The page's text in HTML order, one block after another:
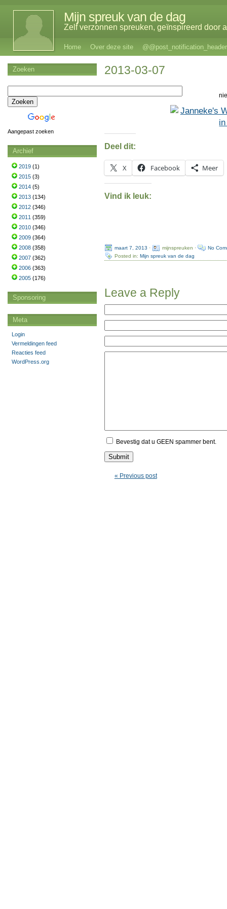
Mijn spreuk van de dag
Zelf verzonnen spreuken, geïnspireerd door
Home Over deze site @@post_notification_header
2013-03-07
Deel dit:
X Facebook Meer
Vind ik leuk:
maart 7, 2013 · mijnspreuken ·
No
Posted in: Mijn spreuk van de dag
Leave a Reply
Bevestig dat u GEEN spammer bent.
« Previous post
Zoeken
Aangepast zoeken
Archief
2019 (1)
2015 (3)
2014 (5)
2013 (134)
2012 (346)
2011 (359)
2010 (346)
2009 (364)
2008 (358)
2007 (362)
2006 (363)
2005 (176)
Sponsoring
Meta
Login
Vermeldingen feed
Reacties feed
WordPress.org